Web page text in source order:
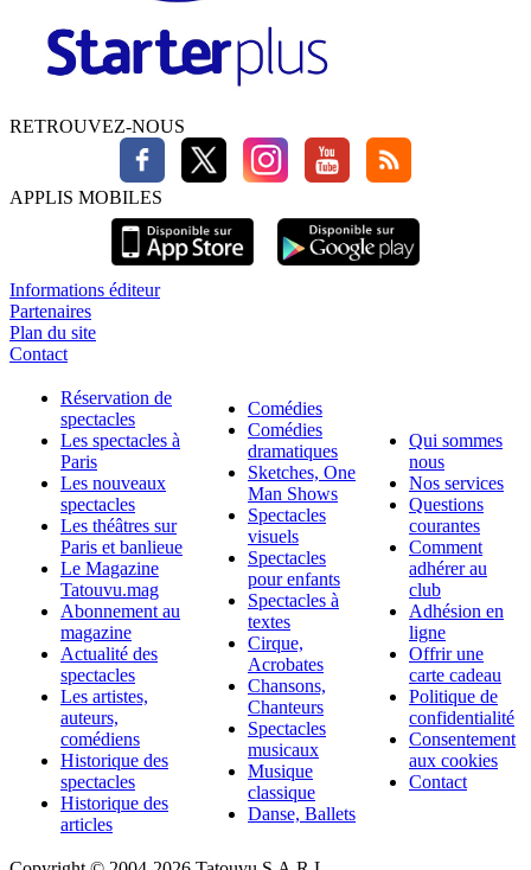
RETROUVEZ-NOUS
APPLIS MOBILES
Informations éditeur
Partenaires
Plan du site
Contact
Réservation de
spectacles
Les spectacles à
Paris
Les nouveaux
spectacles
Les théâtres sur
Paris et banlieue
Le Magazine
Tatouvu.mag
Abonnement au
magazine
Actualité des
spectacles
Les artistes,
auteurs,
comédiens
Historique des
spectacles
Historique des
articles
Comédies
Comédies
dramatiques
Sketches, One
Man Shows
Spectacles
visuels
Spectacles
pour enfants
Spectacles à
textes
Cirque,
Acrobates
Chansons,
Chanteurs
Spectacles
musicaux
Musique
classique
Danse, Ballets
Qui sommes
nous
Nos services
Questions
courantes
Comment
adhérer au
club
Adhésion en
ligne
Offrir une
carte cadeau
Politique de
confidentialité
Consentement
aux cookies
Contact